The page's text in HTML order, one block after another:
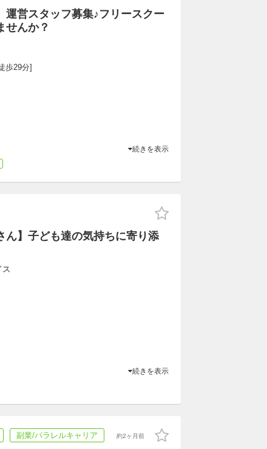
運営スタッフ募集♪フリースクー
せんか？
歩29分]
続きを表示
ん】子ども達の気持ちに寄り添
ス
続きを表示
副業/パラレルキャリア 約2ヶ月前